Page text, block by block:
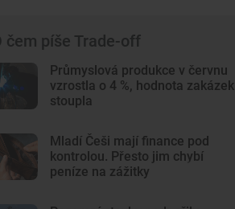
čem píše Trade-off
Průmyslová produkce v červnu
vzrostla o 4 %, hodnota zakázek
stoupla
Mladí Češi mají finance pod
kontrolou. Přesto jim chybí
peníze na zážitky